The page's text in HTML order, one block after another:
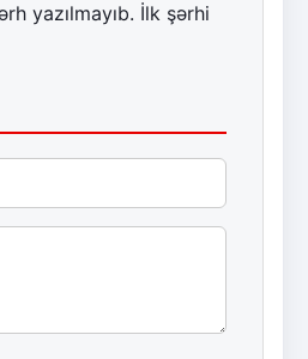
yazılmayıb. İlk şərhi